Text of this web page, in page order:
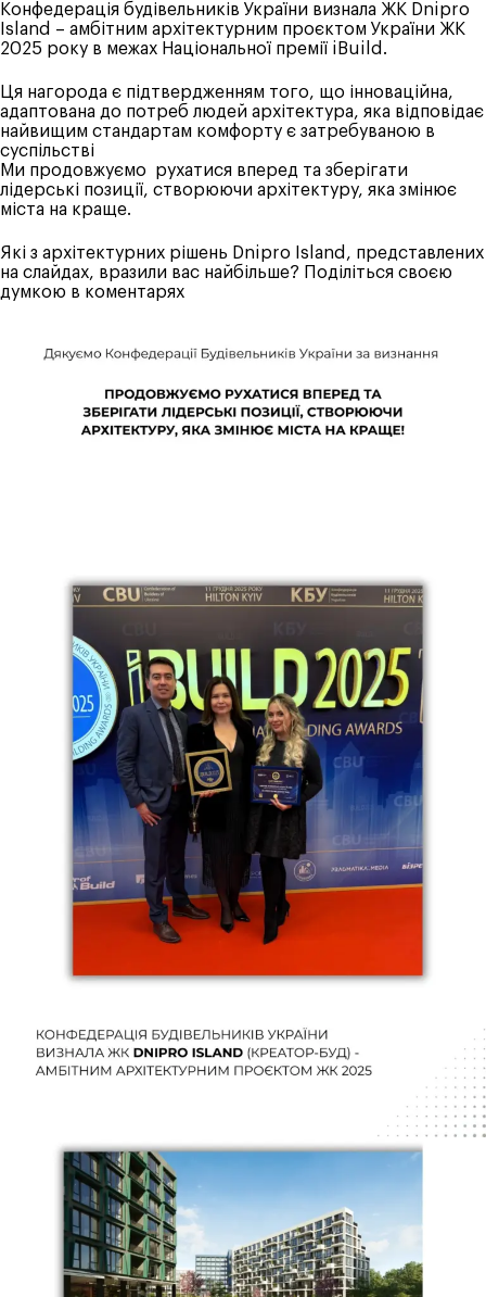
Конфедерація будівельників України визнала ЖК Dnipro
Island – амбітним архітектурним проєктом України ЖК
2025 року в межах Національної премії iBuild.
Ця нагорода є підтвердженням того, що інноваційна,
адаптована до потреб людей архітектура, яка відповідає
найвищим стандартам комфорту є затребуваною в
суспільстві
Ми продовжуємо рухатися вперед та зберігати
лідерські позиції, створюючи архітектуру, яка змінює
міста на краще.
Які з архітектурних рішень Dnipro Island, представлених
на слайдах, вразили вас найбільше? Поділіться своєю
думкою в коментарях